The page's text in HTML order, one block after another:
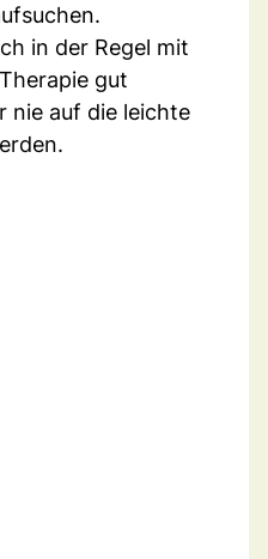
in der Regel mit
gut
nie auf die leichte